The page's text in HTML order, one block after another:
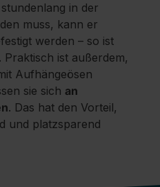
in der
muss, kann er
werden – so ist
ist außerdem,
Aufhängeösen
sie sich an
. Das hat den Vorteil,
und platzsparend